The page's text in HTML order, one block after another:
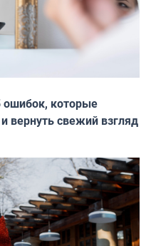
ошибок, которые
вернуть свежий взгляд